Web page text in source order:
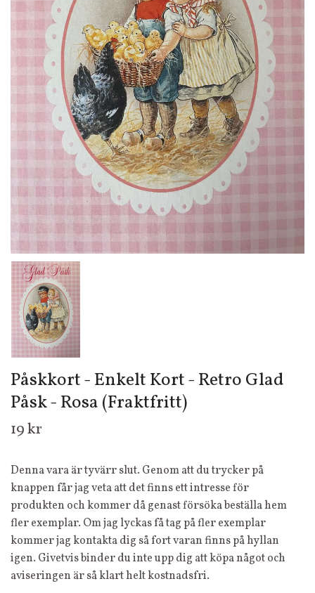
Påskkort - Enkelt Kort - Retro Glad
Påsk - Rosa (Fraktfritt)
19 kr
Denna vara är tyvärr slut. Genom att du trycker på
knappen får jag veta att det finns ett intresse för
produkten och kommer då genast försöka beställa hem
fler exemplar. Om jag lyckas få tag på fler exemplar
kommer jag kontakta dig så fort varan finns på hyllan
igen. Givetvis binder du inte upp dig att köpa något och
aviseringen är så klart helt kostnadsfri.